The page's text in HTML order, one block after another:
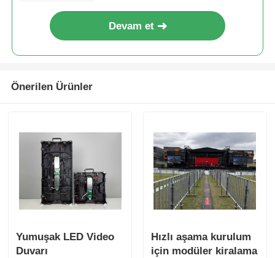
Devam et
Önerilen Ürünler
Yumuşak LED Video
Duvarı
Hızlı aşama kurulum
için modüler kiralama